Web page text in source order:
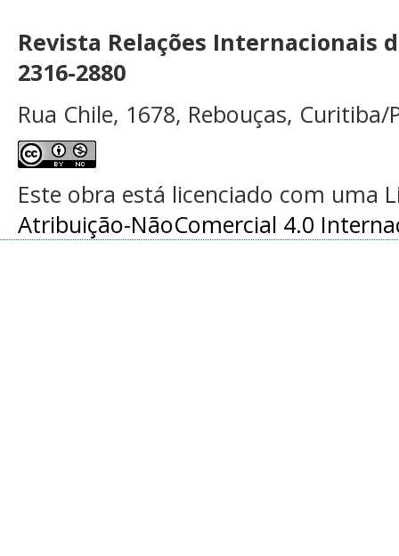
Revista Relações Internacionais
2316-2880
Rua Chile, 1678, Rebouças, Curitiba/
Este obra está licenciado com uma
Atribuição-NãoComercial 4.0